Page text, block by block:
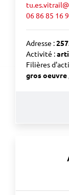
06 86 85 16
Adresse :
Activité :
Filières
gros oeuvre